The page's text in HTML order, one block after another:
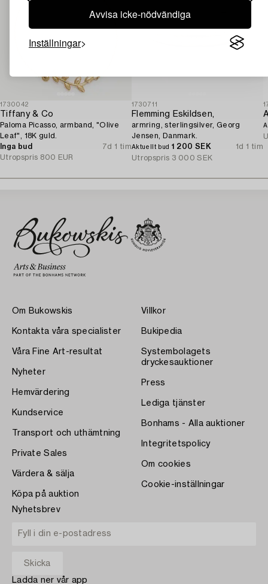
Avvisa icke-nödvändiga
Inställningar
1730042
Tiffany & Co
Paloma Picasso, armband, "Olive
Leaf", 18K guld.
Inga bud
7d 1 tim
Utropspris 800 EUR
1730711
Flemming Eskildsen,
armring, sterlingsilver, Georg
Jensen, Danmark.
Aktuellt bud 1 200 SEK
1d 1 tim
Utropspris 3 000 SEK
Om Bukowskis
Kontakta våra specialister
Våra Fine Art-resultat
Nyheter
Hemvärdering
Kundservice
Transport och uthämtning
Private Sales
Värdera & sälja
Köpa på auktion
Villkor
Bukipedia
Systembolagets
dryckesauktioner
Press
Lediga tjänster
Bonhams - Alla auktioner
Integritetspolicy
Om cookies
Cookie-inställningar
Nyhetsbrev
Ladda ner vår app